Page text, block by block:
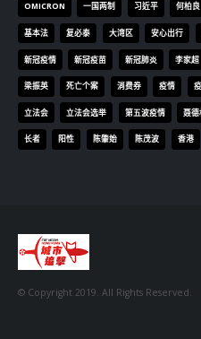
OMICRON 一国两制 习近平 何柏良
基本法 复必泰 大湾区 安心出行
新冠疫情 新冠疫苗 新冠肺炎 李家超
梁振英 死亡个案 消费券 疫情
立法会 立法会选举 第五波疫情 聂德
长者 阳性 陈肇始 陈茂波 香港
© Copyright 2019. All Rights Reserved.